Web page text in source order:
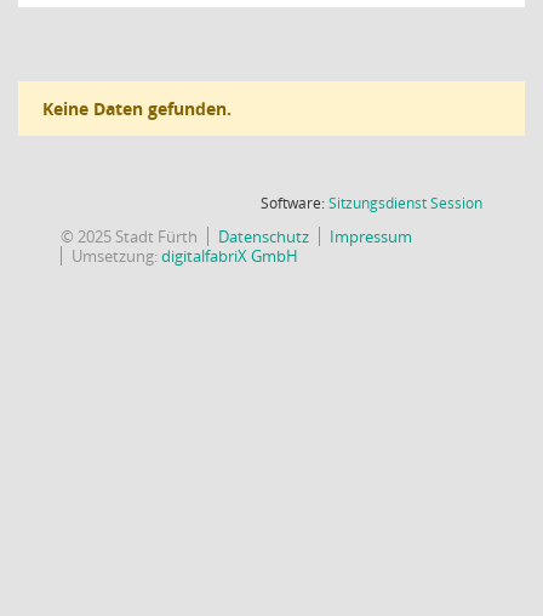
Keine Daten gefunden.
Software:SitzungsdienstSession(Wird in
© 2025 Stadt Fürth Datenschutz
Impressum
Umsetzung:digitalfabriX GmbH